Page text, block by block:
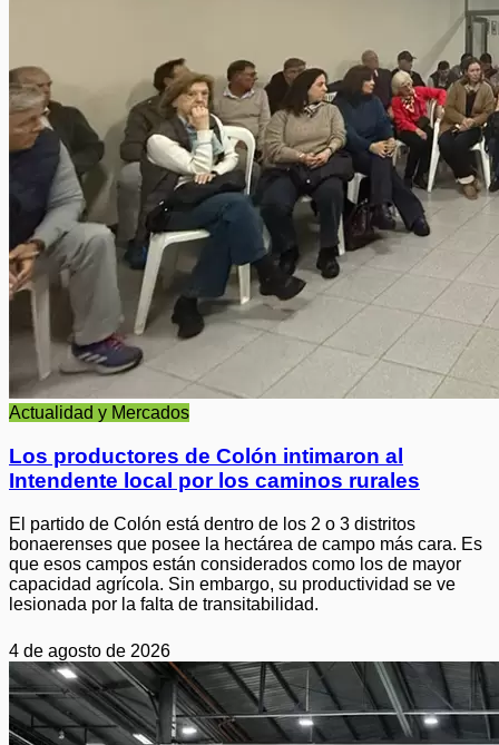
Actualidad y Mercados
Los productores de Colón intimaron al
Intendente local por los caminos rurales
El partido de Colón está dentro de los 2 o 3 distritos
bonaerenses que posee la hectárea de campo más cara. Es
que esos campos están considerados como los de mayor
capacidad agrícola. Sin embargo, su productividad se ve
lesionada por la falta de transitabilidad.
4 de agosto de 2026